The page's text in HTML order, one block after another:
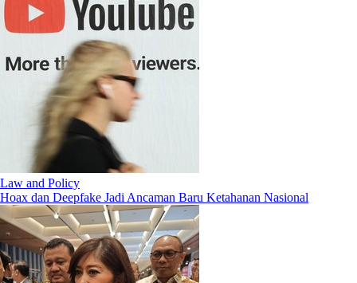
Law and Policy
Hoax dan Deepfake Jadi Ancaman Baru Ketahanan Nasional